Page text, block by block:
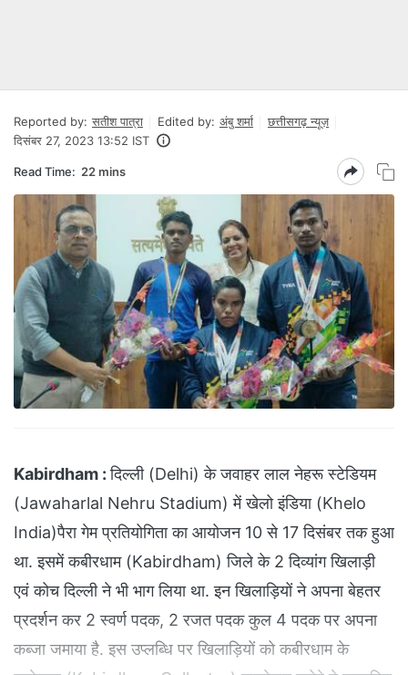
Reported by: सतीश पात्रा Edited by: अंबु शर्मा
छत्तीसगढ़ न्यूज़
दिसंबर 27, 2023 13:52 IST
Read Time: 22 mins
Kabirdham :दिल्ली (Delhi) के जवाहर लाल नेहरू स्टेडियम
(Jawaharlal Nehru Stadium) में खेलो इंडिया (Khelo
India)पैरा गेम प्रतियोगिता का आयोजन 10 से 17 दिसंबर तक हुआ
था. इसमें कबीरधाम (Kabirdham) जिले के 2 दिव्यांग खिलाड़ी
एवं कोच दिल्ली ने भी भाग लिया था. इन खिलाड़ियों ने अपना बेहतर
प्रदर्शन कर 2 स्वर्ण पदक, 2 रजत पदक कुल 4 पदक पर अपना
कब्जा जमाया है. इस उप्लब्धि पर खिलाड़ियों को कबीरधाम के